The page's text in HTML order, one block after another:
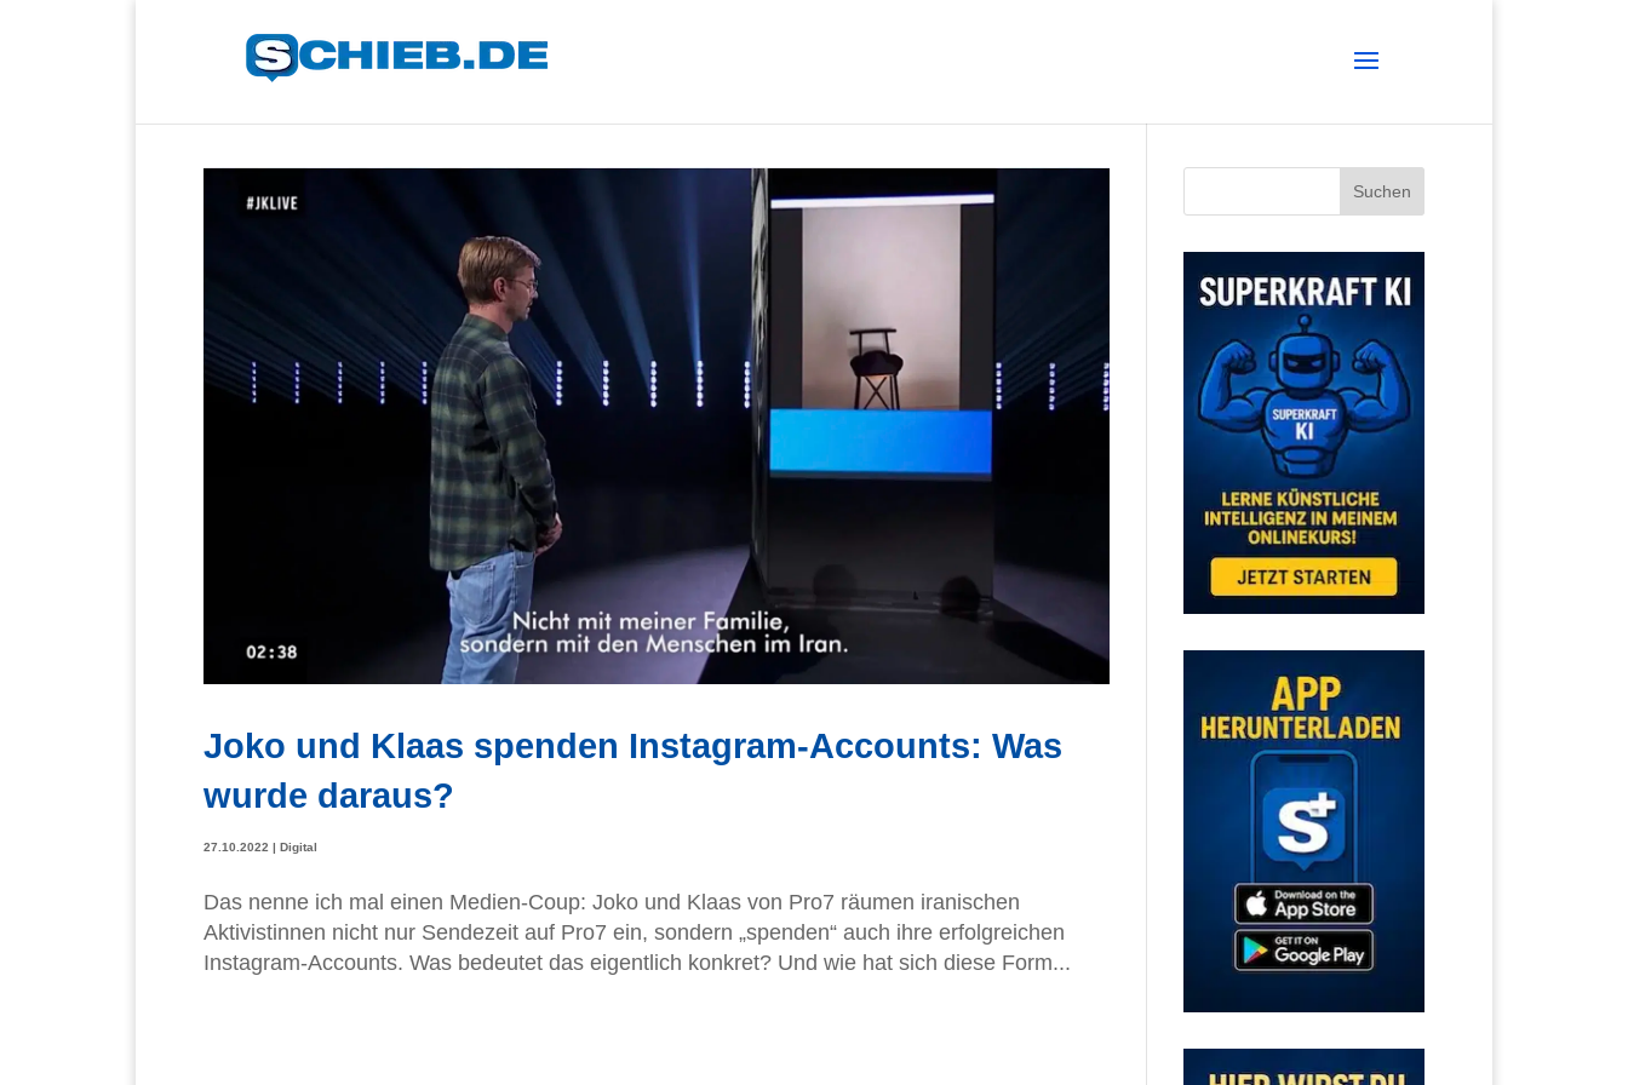
Joko und Klaas spenden Instagram-Accounts: Was
wurde daraus?
27.10.2022 | Digital
Das nenne ich mal einen Medien-Coup: Joko und Klaas von Pro7 räumen iranischen
Aktivistinnen nicht nur Sendezeit auf Pro7 ein, sondern „spenden“ auch ihre erfolgreichen
Instagram-Accounts. Was bedeutet das eigentlich konkret? Und wie hat sich diese Form...